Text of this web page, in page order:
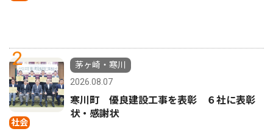
2
社会
茅ヶ崎・寒川
2026.08.07
寒川町 優良建設工事を表彰 ６社に表彰
状・感謝状